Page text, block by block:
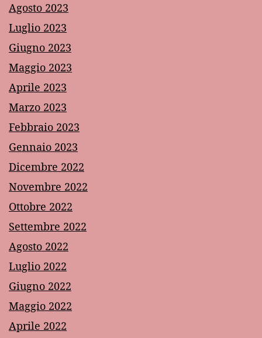
Agosto 2023
Luglio 2023
Giugno 2023
Maggio 2023
Aprile 2023
Marzo 2023
Febbraio 2023
Gennaio 2023
Dicembre 2022
Novembre 2022
Ottobre 2022
Settembre 2022
Agosto 2022
Luglio 2022
Giugno 2022
Maggio 2022
Aprile 2022